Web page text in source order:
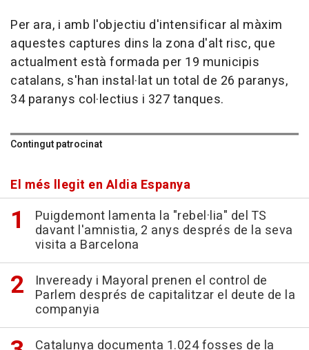
Per ara, i amb l'objectiu d'intensificar al màxim
aquestes captures dins la zona d'alt risc, que
actualment està formada per 19 municipis
catalans, s'han instal·lat un total de 26 paranys,
34 paranys col·lectius i 327 tanques.
Contingut patrocinat
El més llegit en Aldia Espanya
Puigdemont lamenta la "rebel·lia" del TS
davant l'amnistia, 2 anys després de la seva
visita a Barcelona
Inveready i Mayoral prenen el control de
Parlem després de capitalitzar el deute de la
companyia
Catalunya documenta 1.024 fosses de la